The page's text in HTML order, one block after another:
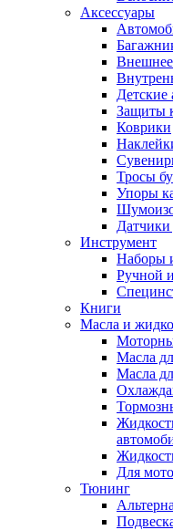
Аксессуары
Внешнее
Детские
Защиты
Коврики
Тросы
Упоры
Инструмент
Наборы
Ручной
Книги
Масла и
Масла
Масла
Для
Тюнинг